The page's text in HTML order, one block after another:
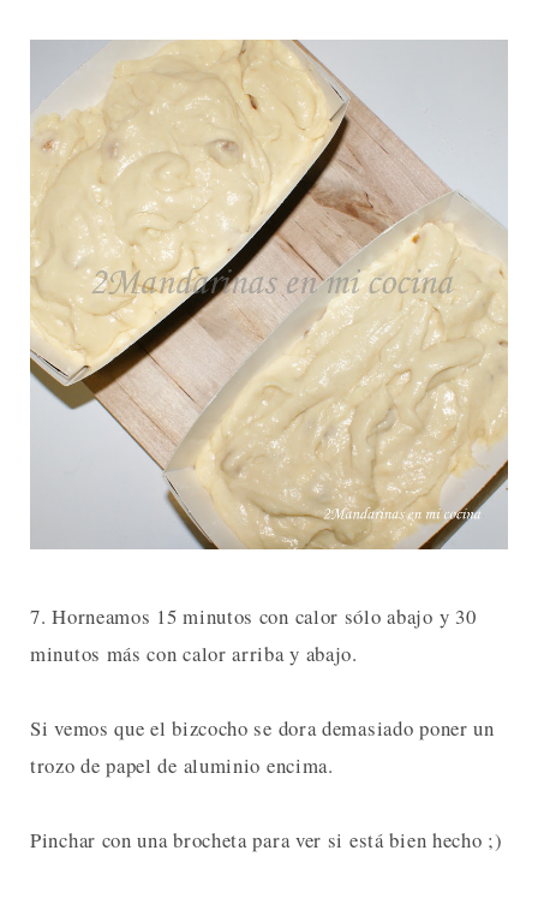
7. Horneamos 15 minutos con calor sólo abajo y 30
minutos más con calor arriba y abajo.
Si vemos que el bizcocho se dora demasiado poner un
trozo de papel de aluminio encima.
Pinchar con una brocheta para ver si está bien hecho ;)